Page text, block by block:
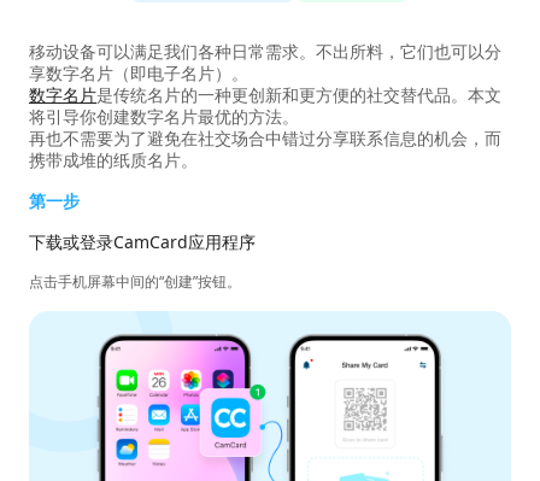
移动设备可以满足我们各种日常需求。不出所料，它们也可以分
享数字名片（即电子名片）。
数字名片是传统名片的一种更创新和更方便的社交替代品。本文
将引导你创建数字名片最优的方法。
再也不需要为了避免在社交场合中错过分享联系信息的机会，而
携带成堆的纸质名片。
第一步
下载或登录CamCard应用程序
点击手机屏幕中间的“创建”按钮。